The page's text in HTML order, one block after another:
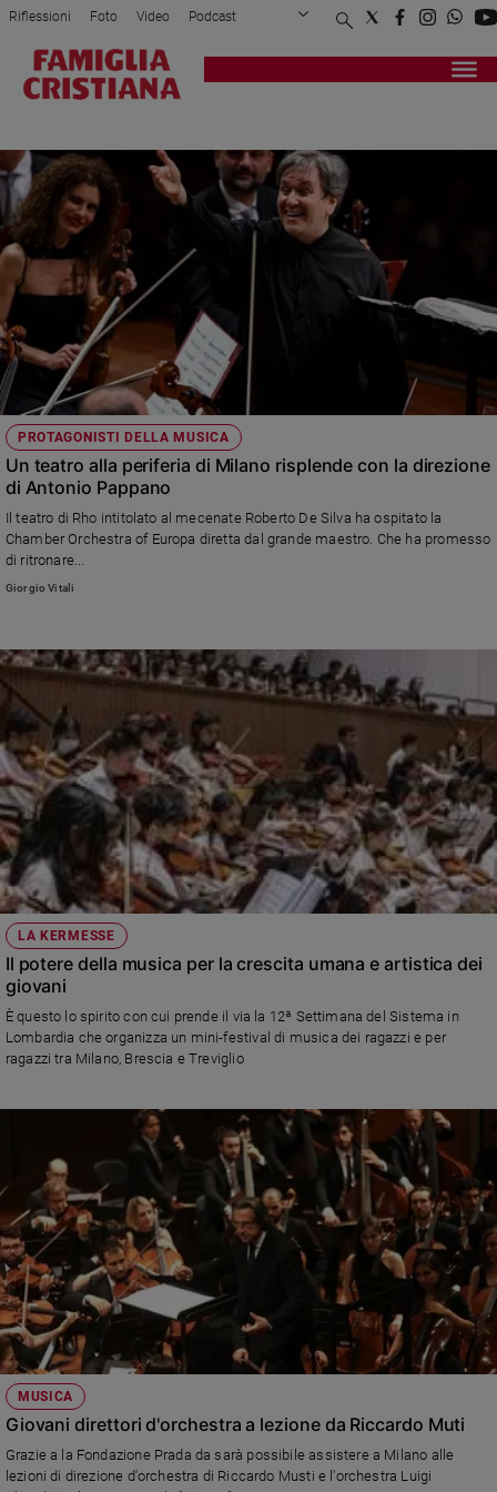
Attualità
Politica
Mondo
Economia
Legalità
e
Sport
Interviste
Papa
Papa
Chiesa
Chiesa
Fede
Santi
Devozione
e
fede
Parola
del
giorno
del
giorno
Società
e
valori
Ambiente
e
Creato
Diritti
valore
Caso
della
settimana
Migranti
Diversità
e
inclusione
Costume
Cultura
e
spettacoli
Riflessioni Foto Video Podcast
Privacy Policy Chi siamo
Registrati Redazione
PROTAGONISTI DELLA MUSICA
Un teatro alla periferia di Milano risplende con la direzione
di Antonio Pappano
Il teatro di Rho intitolato al mecenate Roberto De Silva ha ospitato la
Chamber Orchestra of Europa diretta dal grande maestro. Che ha promesso
di ritronare...
Giorgio Vitali
LA KERMESSE
Il potere della musica per la crescita umana e artistica dei
giovani
È questo lo spirito con cui prende il via la 12ª Settimana del Sistema in
Lombardia che organizza un mini-festival di musica dei ragazzi e per
ragazzi tra Milano, Brescia e Treviglio
MUSICA
Giovani direttori d'orchestra a lezione da Riccardo Muti
Grazie a la Fondazione Prada da sarà possibile assistere a Milano alle
lezioni di direzione d'orchestra di Riccardo Musti e l'orchestra Luigi